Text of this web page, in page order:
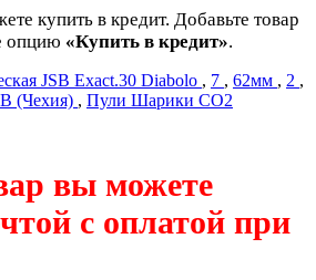
купить в кредит. Добавьте товар
опцию «Купить в кредит».
JSB Exact.30 Diabolo , 7 , 62мм , 2 ,
(Чехия) , Пули Шарики СО2
вы можете
с оплатой при